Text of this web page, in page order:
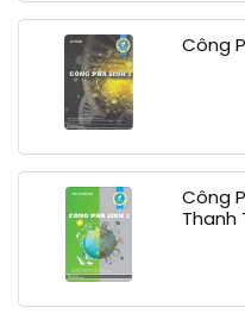
Công
Công
Thanh